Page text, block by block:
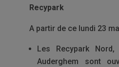
Recypark
A partir de ce lundi 23
Les Recypark
Auderghem sont